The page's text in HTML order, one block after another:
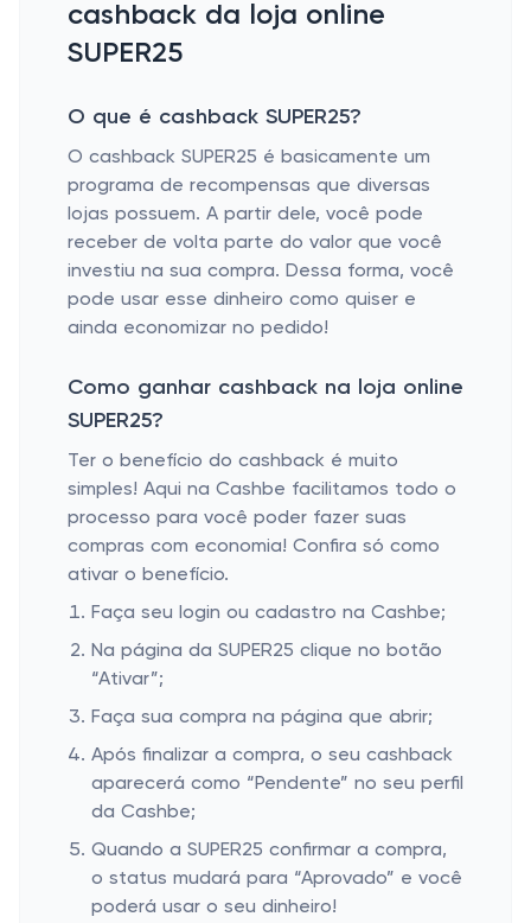
cashback da loja online
SUPER25
O que é cashback SUPER25?
O cashback SUPER25 é basicamente um
programa de recompensas que diversas
lojas possuem. A partir dele, você pode
receber de volta parte do valor que você
investiu na sua compra. Dessa forma, você
pode usar esse dinheiro como quiser e
ainda economizar no pedido!
Como ganhar cashback na loja online
SUPER25?
Ter o benefício do cashback é muito
simples! Aqui na Cashbe facilitamos todo o
processo para você poder fazer suas
compras com economia! Confira só como
ativar o benefício.
Faça seu login ou cadastro na Cashbe;
Na página da SUPER25 clique no botão
“Ativar”;
Faça sua compra na página que abrir;
Após finalizar a compra, o seu cashback
aparecerá como “Pendente” no seu perfil
da Cashbe;
Quando a SUPER25 confirmar a compra,
o status mudará para “Aprovado” e você
poderá usar o seu dinheiro!